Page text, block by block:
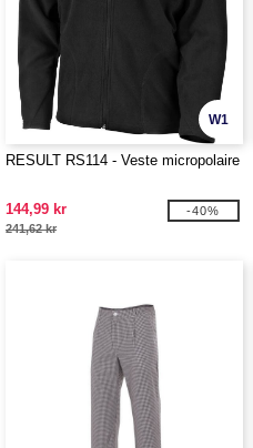
W1
RESULT RS114 - Veste micropolaire
144,99 kr
241,62 kr
-40%